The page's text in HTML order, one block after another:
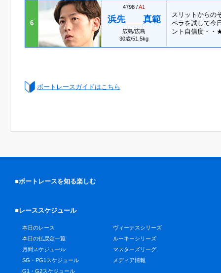
6
4798 /A1
浜先 真範
広島/広島
30歳/51.5kg
スリットからの
ペラを試して今
ント自信度・
ボートレースガイドはこちら
■ボートレースを知る楽しむ
■レーススケジュール
本日のレース
本日の払戻金一覧
月間スケジュール
SG・PG1スケジュール
G1・G2スケジュール
ヴィーナスシリーズ
ルーキーシリーズ
マスターズリーグ
メディア情報